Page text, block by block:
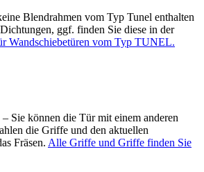
Blendrahmen vom Typ Tunel enthalten
ggf. finden Sie diese in der
Wandschiebetüren vom Typ TUNEL.
– Sie können die Tür mit einem anderen
die Griffe und den aktuellen
Fräsen. Alle Griffe und Griffe finden Sie